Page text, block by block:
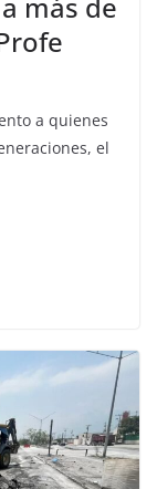
a quienes
el